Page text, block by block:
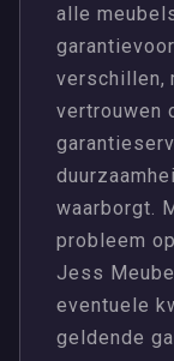
alle
verschillen,
vertrouwen
waarborgt.
probleem
Jess
eventuele
geldende